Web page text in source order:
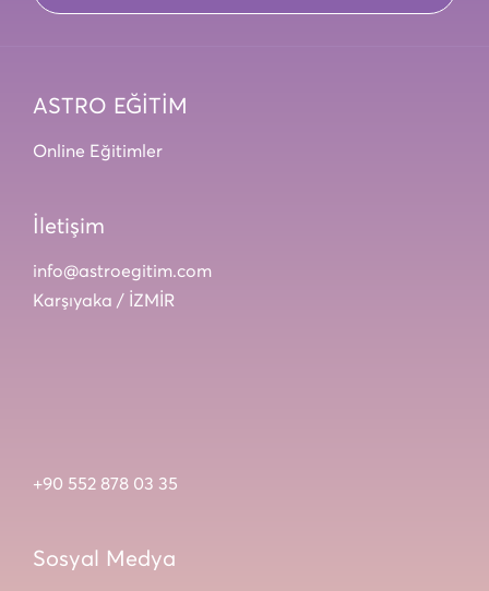
ASTRO EĞİTİM
Online Eğitimler
İletişim
info@astroegitim.com
Karşıyaka / İZMİR
+90 552 878 03 35
Sosyal Medya